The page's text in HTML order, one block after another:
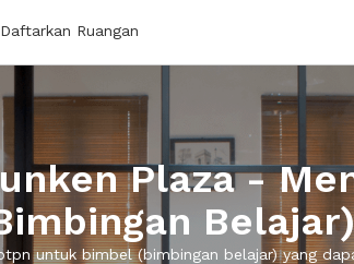
Daftarkan Ruangan
Plaza -
Belajar)
untuk bimbel (bimbingan belajar) yang